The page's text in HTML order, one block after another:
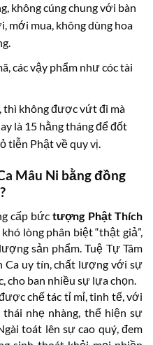
không cúng chung với bàn
mới mua, không dùng hoa
các vậy phẩm như cóc tài
không được vứt đi mà
là 15 hằng tháng để đốt
tiễn Phật về quy vị.
Mâu Ni bằng đồng
cấp bứctượng Phật Thích
lòng phân biệt “thật giả”,
sản phẩm. Tuệ Tự Tâm
Ca uy tín, chất lượng với sự
cho ban nhiều sự lựa chọn.
chế tác tỉ mỉ, tinh tế, với
nhẹ nhàng, thể hiện sự
toát lên sự cao quý, đem